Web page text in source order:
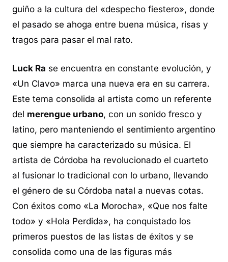
guiño a la cultura del «despecho fiestero», donde
el pasado se ahoga entre buena música, risas y
tragos para pasar el mal rato.
Luck Ra se encuentra en constante evolución, y
«Un Clavo» marca una nueva era en su carrera.
Este tema consolida al artista como un referente
del merengue urbano, con un sonido fresco y
latino, pero manteniendo el sentimiento argentino
que siempre ha caracterizado su música. El
artista de Córdoba ha revolucionado el cuarteto
al fusionar lo tradicional con lo urbano, llevando
el género de su Córdoba natal a nuevas cotas.
Con éxitos como «La Morocha», «Que nos falte
todo» y «Hola Perdida», ha conquistado los
primeros puestos de las listas de éxitos y se
consolida como una de las figuras más